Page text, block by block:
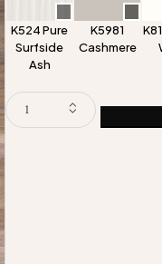
K524 Pure
Surfside
Ash
K5981
Cashmere